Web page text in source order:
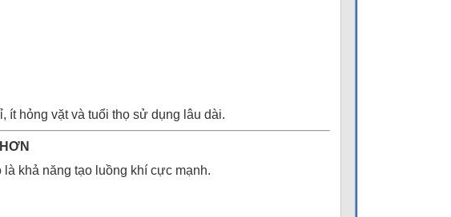
ít hỏng vặt và tuổi thọ sử dụng lâu dài.
khả năng tạo luồng khí cực mạnh.